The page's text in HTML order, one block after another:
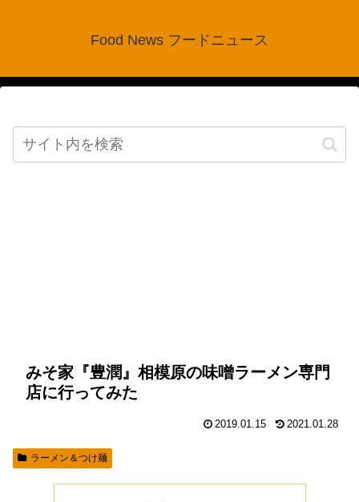
Food News フードニュース
みそ家『豊潤』相模原の味噌ラーメン専門
店に行ってみた
2019.01.15 2021.01.28
ラーメン＆つけ麺